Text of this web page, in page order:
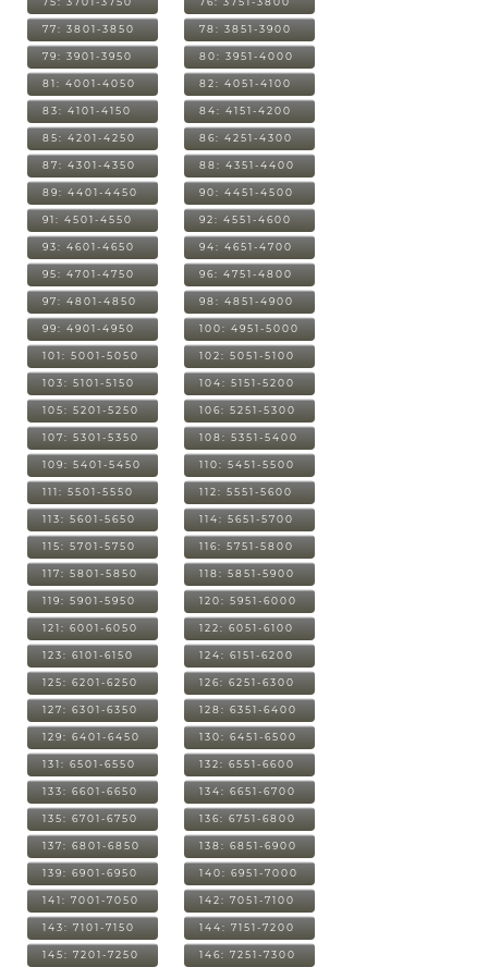
77: 3801-3850 78: 3851-3900
79: 3901-3950 80: 3951-4000
81: 4001-4050 82: 4051-4100
83: 4101-4150 84: 4151-4200
85: 4201-4250 86: 4251-4300
87: 4301-4350 88: 4351-4400
89: 4401-4450 90: 4451-4500
91: 4501-4550 92: 4551-4600
93: 4601-4650 94: 4651-4700
95: 4701-4750 96: 4751-4800
97: 4801-4850 98: 4851-4900
99: 4901-4950 100: 4951-5000
101: 5001-5050 102: 5051-5100
103: 5101-5150 104: 5151-5200
105: 5201-5250 106: 5251-5300
107: 5301-5350 108: 5351-5400
109: 5401-5450 110: 5451-5500
111: 5501-5550 112: 5551-5600
113: 5601-5650 114: 5651-5700
115: 5701-5750 116: 5751-5800
117: 5801-5850 118: 5851-5900
119: 5901-5950 120: 5951-6000
121: 6001-6050 122: 6051-6100
123: 6101-6150 124: 6151-6200
125: 6201-6250 126: 6251-6300
127: 6301-6350 128: 6351-6400
129: 6401-6450 130: 6451-6500
131: 6501-6550 132: 6551-6600
133: 6601-6650 134: 6651-6700
135: 6701-6750 136: 6751-6800
137: 6801-6850 138: 6851-6900
139: 6901-6950 140: 6951-7000
141: 7001-7050 142: 7051-7100
143: 7101-7150 144: 7151-7200
145: 7201-7250 146: 7251-7300